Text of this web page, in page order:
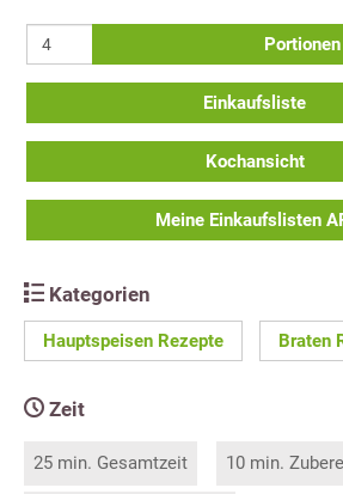
Portionen
Einkaufsliste
Kochansicht
Meine Einkaufslisten
Kategorien
Hauptspeisen Rezepte Braten
Zeit
25 min. Gesamtzeit 10 min.